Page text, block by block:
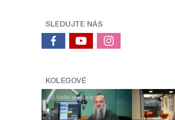
SLEDUJTE NÁS
KOLEGOVÉ